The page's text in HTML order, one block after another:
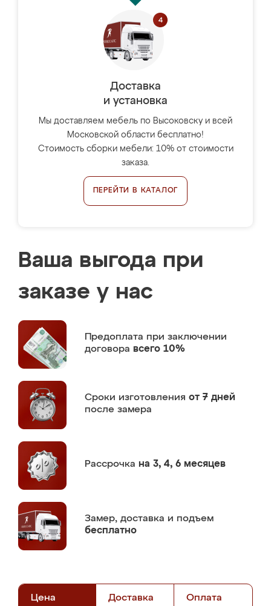
Доставка
и установка
Мы доставляем мебель по Высоковску и всей
Московской области бесплатно!
Стоимость сборки мебели: 10% от стоимости
заказа.
ПЕРЕЙТИ В КАТАЛОГ
Ваша выгода при
заказе у нас
Предоплата при заключении
договора всего 10%
Сроки изготовления от 7 дней
после замера
Рассрочка на 3, 4, 6 месяцев
Замер, доставка и подъем
бесплатно
Цена Доставка Оплата